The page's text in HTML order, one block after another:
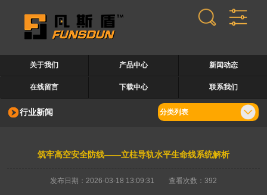
关于我们 产品中心 新闻动态
在线留言 下载中心 联系我们
行业新闻 分类列表
筑牢高空安全防线——立柱导轨水平生命线系统解析
发布日期：2026-03-18 13:09:31 查看次数：392